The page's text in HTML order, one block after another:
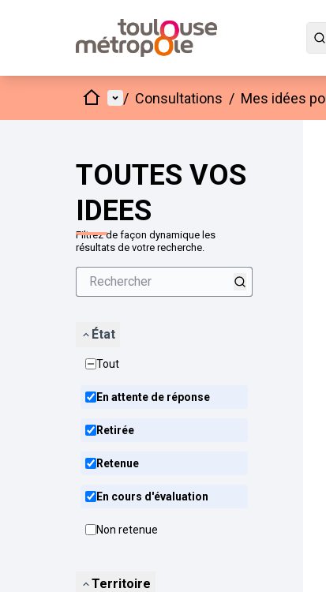
AccueilMenu principal
/ Consultations / Mes idées
TOUTES VOS
IDEES
Filtrez de façon dynamique les
résultats de votre recherche.
État
Tout
En attente de réponse
Retirée
Retenue
En cours d'évaluation
Non retenue
Territoire